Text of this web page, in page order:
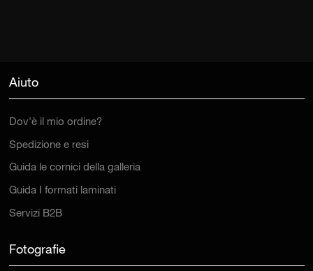
Aiuto
Dov'è il mio ordine?
Spedizione e resi
Guida le cornici della galleria
Guida I formati laminati
Servizi B2B
Fotografie